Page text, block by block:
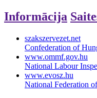
Informācija
szakszervezet.net
Confederation of
www.ommf.gov.hu
National Labour
www.evosz.hu
National Federation